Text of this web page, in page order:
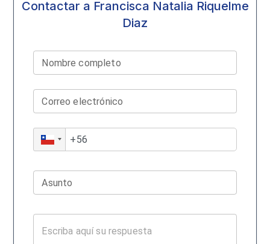
Contactar a Francisca Natalia Riquelme
Diaz
Nombre completo
Correo electrónico
Asunto